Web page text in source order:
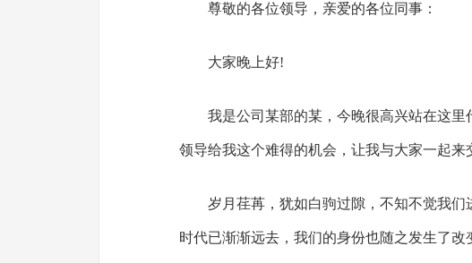
尊敬的各位领导，亲爱的各位同事：
大家晚上好!
我是公司某部的某，今晚很高兴站在这
领导给我这个难得的机会，让我与大家一起来
岁月荏苒，犹如白驹过隙，不知不觉我
时代已渐渐远去，我们的身份也随之发生了